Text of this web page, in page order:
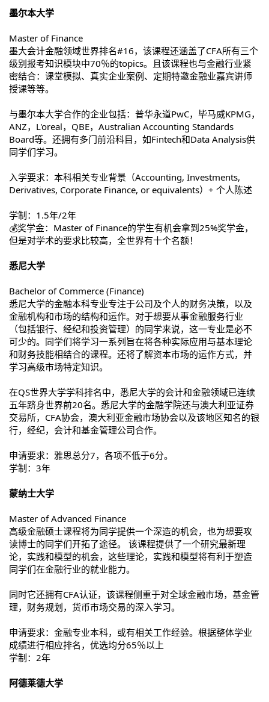
墨尔本大学
Master of Finance
墨大会计金融领域世界排名#16，该课程还涵盖了CFA所有三个
级别报考知识模块中70％的topics。且该课程也与金融行业紧
密结合：课堂模拟、真实企业案例、定期特邀金融业嘉宾讲师
授课等等。
与墨尔本大学合作的企业包括：普华永道PwC，毕马威KPMG，
ANZ，L'oreal，QBE，Australian Accounting Standards
Board等。还拥有多门前沿科目，如Fintech和Data Analysis供
同学们学习。
入学要求：本科相关专业背景（Accounting, Investments,
Derivatives, Corporate Finance, or equivalents）+ 个人陈述
学制：1.5年/2年
💰奖学金：Master of Finance的学生有机会拿到25%奖学金，
但是对学术的要求比较高，全世界有十个名额！
悉尼大学
Bachelor of Commerce (Finance)
悉尼大学的金融本科专业专注于公司及个人的财务决策，以及
金融机构和市场的结构和运作。对于想要从事金融服务行业
（包括银行、经纪和投资管理）的同学来说，这一专业是必不
可少的。同学们将学习一系列旨在将各种实际应用与基本理论
和财务技能相结合的课程。还将了解资本市场的运作方式，并
学习高级市场特定知识。
在QS世界大学学科排名中，悉尼大学的会计和金融领域已连续
五年跻身世界前20名。悉尼大学的金融学院还与澳大利亚证券
交易所，CFA协会，澳大利亚金融市场协会以及该地区知名的银
行，经纪，会计和基金管理公司合作。
申请要求：雅思总分7，各项不低于6分。
学制：3年
蒙纳士大学
Master of Advanced Finance
高级金融硕士课程将为同学提供一个深造的机会，也为想要攻
读博士的同学们开拓了途径。 该课程提供了一个研究最新理
论，实践和模型的机会，这些理论，实践和模型将有利于塑造
同学们在金融行业的就业能力。
同时它还拥有CFA认证，该课程侧重于对全球金融市场，基金管
理，财务规划，货币市场交易的深入学习。
申请要求：金融专业本科，或有相关工作经验。根据整体学业
成绩进行相应排名，优选均分65％以上
学制：2年
阿德莱德大学